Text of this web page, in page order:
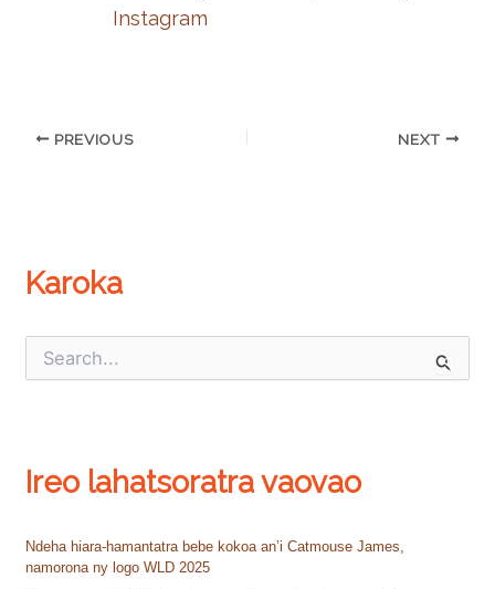
Instagram
PREVIOUS NEXT
Karoka
:
Ireo lahatsoratra vaovao
Ndeha hiara-hamantatra bebe kokoa an’i Catmouse James,
namorona ny logo WLD 2025